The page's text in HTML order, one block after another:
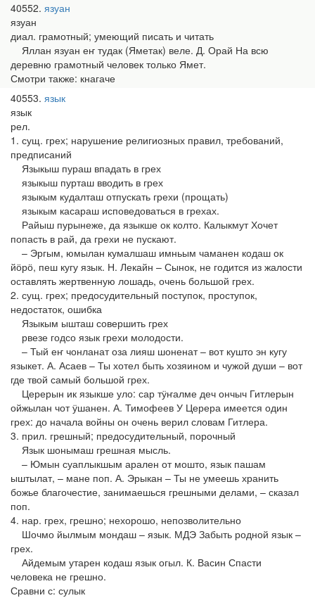
40552 язуан
язуан
диал. грамотный; умеющий писать и читать
Яллан язуан еҥ тудак (Яметак) веле. Д. Орай На всю
деревню грамотный человек только Ямет.
Смотри также: кнагаче
40553 язык
язык
рел.
1. сущ. грех; нарушение религиозных правил, требований,
предписаний
Языкыш пураш впадать в грех
языкыш пурташ вводить в грех
языкым кудалташ отпускать грехи (прощать)
языкым касараш исповедоваться в грехах.
Райыш пурынеже, да языкше ок колто. Калыкмут Хочет
попасть в рай, да грехи не пускают.
– Эргым, юмылан кумалшаш имньым чаманен кодаш ок
йӧрӧ, пеш кугу язык. Н. Лекайн – Сынок, не годится из жалости
оставлять жертвенную лошадь, очень большой грех.
2. сущ. грех; предосудительный поступок, проступок,
недостаток, ошибка
Языкым ышташ совершить грех
рвезе годсо язык грехи молодости.
– Тый еҥ чонланат оза лияш шоненат – вот кушто эн кугу
языкет. А. Асаев – Ты хотел быть хозяином и чужой души – вот
где твой самый большой грех.
Церерын ик языкше уло: сар тӱҥалме деч ончыч Гитлерын
ойжылан чот ӱшанен. А. Тимофеев У Церера имеется один
грех: до начала войны он очень верил словам Гитлера.
3. прил. грешный; предосудительный, порочный
Язык шонымаш грешная мысль.
– Юмын суаплыкшым арален от мошто, язык пашам
ыштылат, – мане поп. А. Эрыкан – Ты не умеешь хранить
божье благочестие, занимаешься грешными делами, – сказал
поп.
4. нар. грех, грешно; нехорошо, непозволительно
Шочмо йылмым мондаш – язык. МДЭ Забыть родной язык –
грех.
Айдемым утарен кодаш язык огыл. К. Васин Спасти
человека не грешно.
Сравни с: сулык